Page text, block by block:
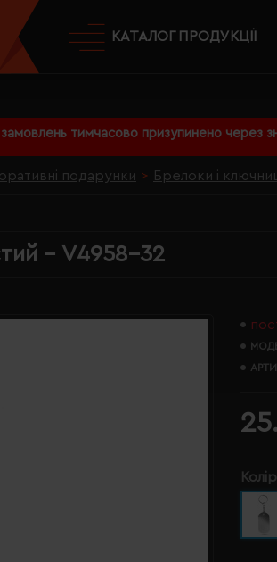
тимчасово призупинено через
КАТАЛОГ ПРОДУКЦІЇ
подарунки Брелоки і
- V4958-32
Колір